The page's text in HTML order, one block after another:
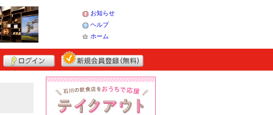
お知らせ
ヘルプ
ホーム